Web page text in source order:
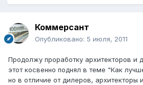
Коммерсант
Опубликовано: 5 июля, 2011
Продолжу проработку архитекторов и
этот косвенно поднял в теме "Как
но в отличие от дилеров, архитекторы